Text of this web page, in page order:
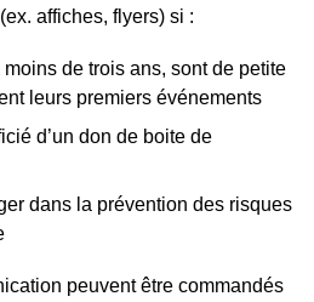
affiches, flyers) si :
de trois ans, sont de petite
leurs premiers événements
d’un don de boite de
dans la prévention des risques
peuvent être commandés